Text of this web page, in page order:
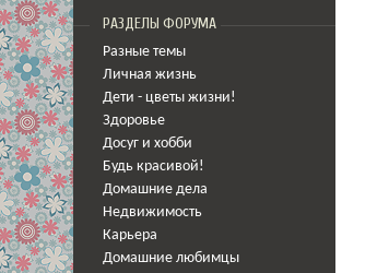
РАЗДЕЛЫ ФОРУМА
Разные темы
Личная жизнь
Дети - цветы жизни!
Здоровье
Досуг и хобби
Будь красивой!
Домашние дела
Недвижимость
Карьера
Домашние любимцы